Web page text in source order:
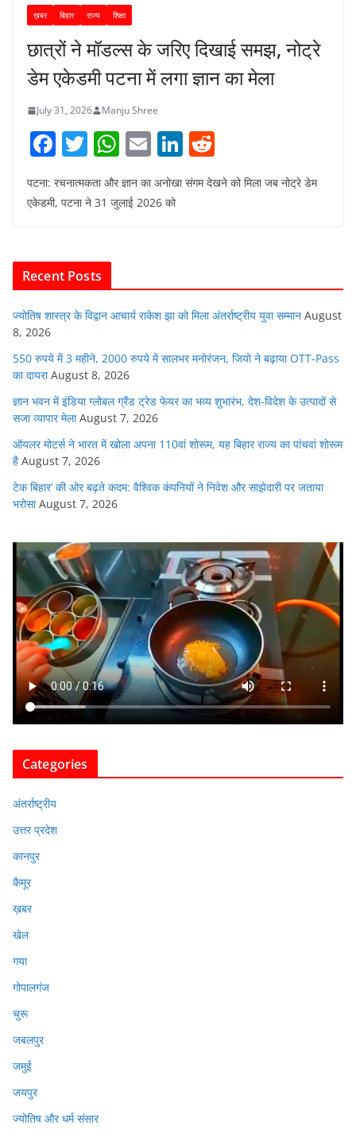
ख़बर बिहार राज्य शिक्षा
छात्रों ने मॉडल्स के जरिए दिखाई समझ, नोट्रे
डेम एकेडमी पटना में लगा ज्ञान का मेला
July 31, 2026 Manju Shree
F
c
o
o
k
T
itt
W
at
p
E
m
ai
Li
n
k
e
d
पटना: रचनात्मकता और ज्ञान का अनोखा संगम देखने को मिला जब नोट्रे डेम
एकेडमी, पटना ने 31 जुलाई 2026 को
Recent Posts
ज्योतिष शास्त्र के विद्वान आचार्य राकेश झा को मिला अंतर्राष्ट्रीय युवा सम्मान August
8, 2026
550 रुपये में 3 महीने, 2000 रुपये में सालभर मनोरंजन, जियो ने बढ़ाया OTT-Pass
का दायरा August 8, 2026
ज्ञान भवन में इंडिया ग्लोबल ग्रैंड ट्रेड फेयर का भव्य शुभारंभ, देश-विदेश के उत्पादों से
सजा व्यापार मेला August 7, 2026
ऑयलर मोटर्स ने भारत में खोला अपना 110वां शोरूम, यह बिहार राज्य का पांचवां शोरूम
है August 7, 2026
टेक बिहार’ की ओर बढ़ते कदम: वैश्विक कंपनियों ने निवेश और साझेदारी पर जताया
भरोसा August 7, 2026
Categories
अंतर्राष्ट्रीय
उत्तर प्रदेश
कानपुर
कैमूर
ख़बर
खेल
गया
गोपालगंज
चुरू
जबलपुर
जमुई
जयपुर
ज्योतिष और धर्म संसार